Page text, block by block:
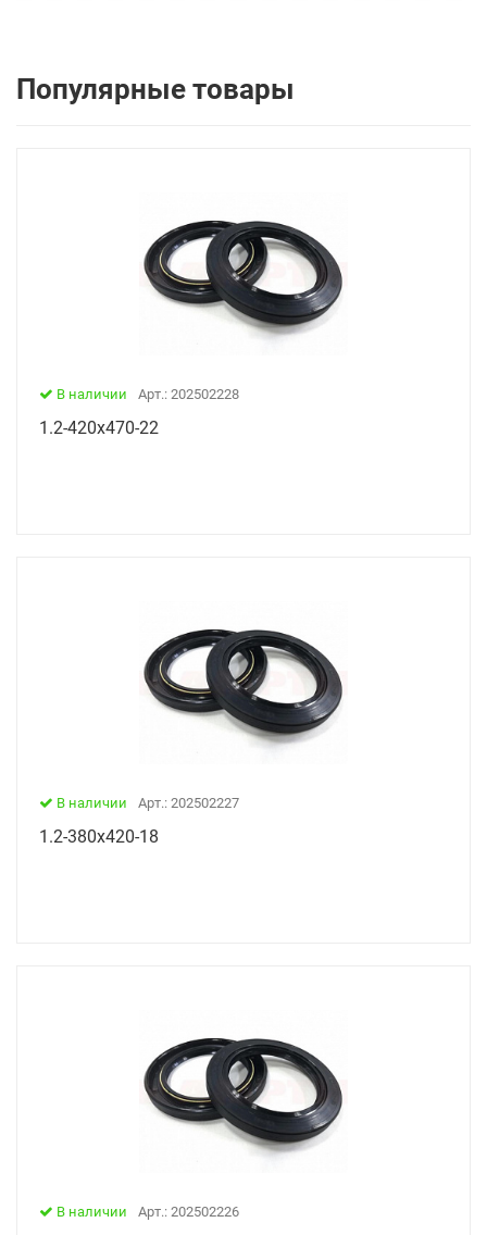
Популярные товары
В наличии Арт.: 202502228
1.2-420х470-22
В наличии Арт.: 202502227
1.2-380х420-18
В наличии Арт.: 202502226